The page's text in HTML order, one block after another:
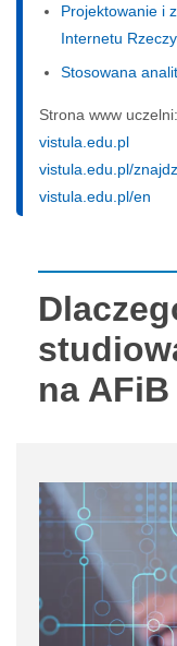
Projektowanie i
Internetu Rzeczy
Stosowana
Strona www uczelni:
vistula.edu.pl
vistula.edu.pl/
vistula.edu.pl/en
na